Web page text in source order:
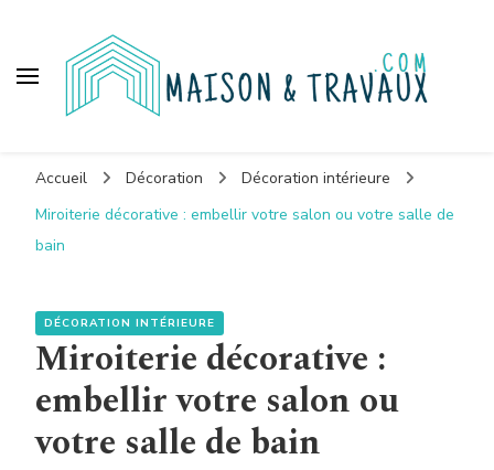
Accueil Décoration
Décoration intérieure
Miroiterie décorative : embellir votre salon ou votre salle de
bain
DÉCORATION INTÉRIEURE
Miroiterie décorative :
embellir votre salon ou
votre salle de bain